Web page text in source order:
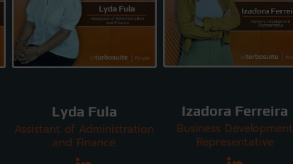
Lyda Fula
Assistant of Administration
and Finance
Izadora Ferreira
Business Development
Representative